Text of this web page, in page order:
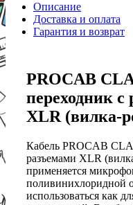
Описание
Доставка и оплата
Гарантия и возврат
PROCAB
переходник с
XLR (вилка-
Кабель PROCAB
разъемами XLR
применяется
поливинихлоридной
использоваться как